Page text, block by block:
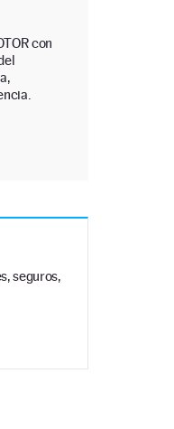
con
seguros,